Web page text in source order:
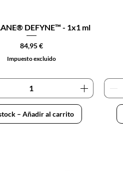
DEFYNE™ - 1x1 ml
Precio
84,95 €
Impuesto excluido
– Añadir al carrito